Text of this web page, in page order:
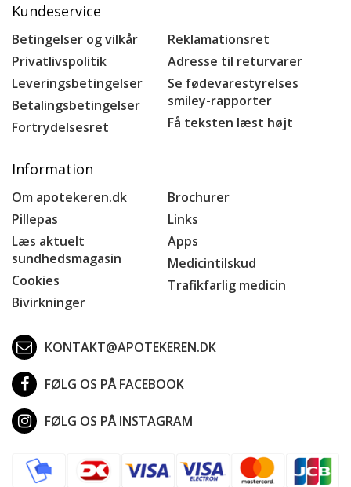
Kundeservice
Betingelser og vilkår
Privatlivspolitik
Leveringsbetingelser
Betalingsbetingelser
Fortrydelsesret
Reklamationsret
Adresse til returvarer
Se fødevarestyrelses
smiley-rapporter
Få teksten læst højt
Information
Om apotekeren.dk
Pillepas
Læs aktuelt
sundhedsmagasin
Cookies
Bivirkninger
Brochurer
Links
Apps
Medicintilskud
Trafikfarlig medicin
KONTAKT@APOTEKEREN.DK
FØLG OS PÅ FACEBOOK
FØLG OS PÅ INSTAGRAM